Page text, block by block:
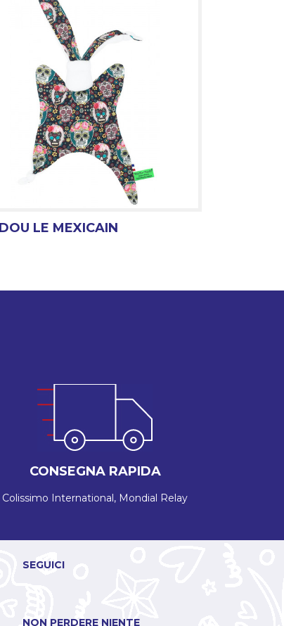
LE MEXICAIN
CONSEGNA RAPIDA
Colissimo International, Mondial Relay
SEGUICI
NON PERDERE NIENTE